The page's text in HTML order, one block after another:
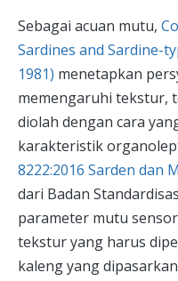
Sebagai acuan mutu,
Sardines and Sardine-
1981) menetapkan
memengaruhi tekstur,
diolah dengan cara
karakteristik
8222:2016 Sarden dan
dari Badan
parameter mutu
tekstur yang harus
kaleng yang